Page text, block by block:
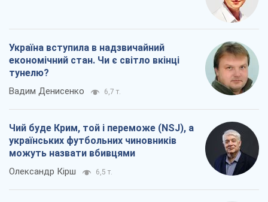
Україна вступила в надзвичайний
економічний стан. Чи є світло вкінці
тунелю?
Вадим Денисенко 6,7 т.
Чий буде Крим, той і переможе (NSJ), а
українських футбольних чиновників
можуть назвати вбивцями
Олександр Кірш 6,5 т.